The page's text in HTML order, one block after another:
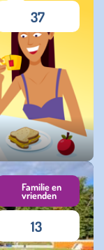
37
Familie en
vrienden
13